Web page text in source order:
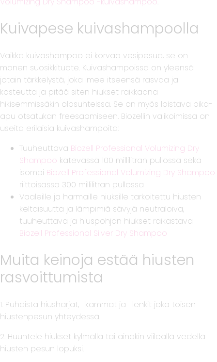
Kuivapese kuivashampoolla
Vaikka kuivashampoo ei korvaa vesipesua, se on
monen suosikkituote. Kuivashampoissa on yleensä
jotain tärkkelystä, joka imee itseensä rasvaa ja
kosteutta ja pitää siten hiukset raikkaana
hikisemmissäkin olosuhteissa. Se on myös loistava pika-
apu otsatukan freesaamiseen. Biozellin valikoimissa on
useita erilaisia kuivashampoita:
Tuuheuttava Biozell Professional Volumizing Dry
Shampoo kätevässä 100 millilitran pullossa sekä
isompi Biozell Professional Volumizing Dry Shampoo
riittoisassa 300 millilitran pullossa
Vaaleille ja harmaille hiuksille tarkoitettu hiusten
keltaisuutta ja lämpimiä sävyjä neutraloiva,
tuuheuttava ja hiuspohjan hiukset raikastava
Biozell Professional Silver Dry Shampoo
Muita keinoja estää hiusten
rasvoittumista
1. Puhdista hiusharjat, -kammat ja -lenkit joka toisen
hiustenpesun yhteydessä.
2. Huuhtele hiukset kylmällä tai ainakin viileällä vedellä
hiusten pesun lopuksi.